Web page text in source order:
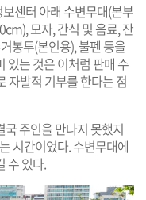
센터 아래 수변무대(본부
모자, 간식 및 음료, 잔
봉투(본인용), 불펜 등을
있는 것은 이처럼 판매 수
자발적 기부를 한다는 점
주인을 만나지 못했지
시간이었다. 수변무대에
수 있다.